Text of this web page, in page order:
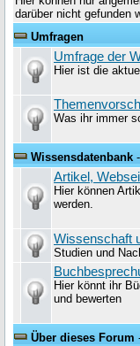
darüber nicht gefunden
Umfragen
Umfrage der
Hier ist die
Was ihr immer
Wissensdatenbank
Artikel,
Hier können
werden.
Wissenschaft
Studien und
Hier könnt ihr
und bewerten
Über dieses Forum